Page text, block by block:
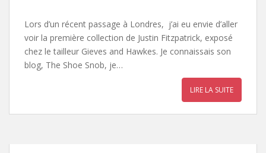
Lors d’un récent passage à Londres, j’ai eu envie d’aller
voir la première collection de Justin Fitzpatrick, exposé
chez le tailleur Gieves and Hawkes. Je connaissais son
blog, The Shoe Snob, je…
LIRE LA SUITE